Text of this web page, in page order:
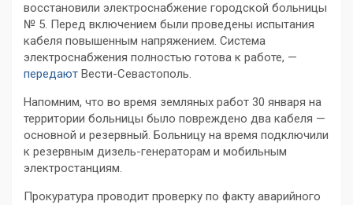
восстановили электроснабжение городской больницы
№ 5. Перед включением были проведены испытания
кабеля повышенным напряжением. Система
электроснабжения полностью готова к работе, —
передают Вести-Севастополь.
Напомним, что во время земляных работ 30 января на
территории больницы было повреждено два кабеля —
основной и резервный. Больницу на время подключили
к резервным дизель-генераторам и мобильным
электростанциям.
Прокуратура проводит проверку по факту аварийного